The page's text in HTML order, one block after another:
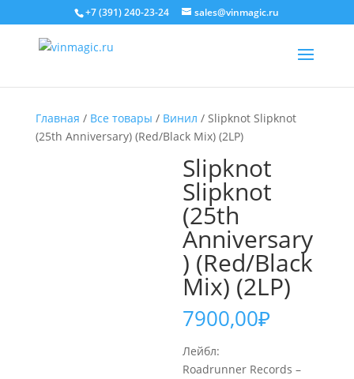
+7 (391) 240-23-24 sales@vinmagic.ru
Главная / Все товары / Винил / Slipknot Slipknot
(25th Anniversary) (Red/Black Mix) (2LP)
Slipknot
Slipknot
(25th
Anniversary
) (Red/Black
Mix) (2LP)
7900,00₽
Лейбл:
Roadrunner Records –